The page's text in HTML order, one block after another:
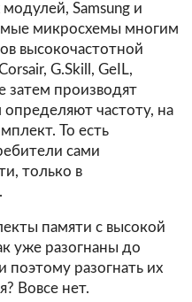
Samsung и
микросхемы многим
высокочастотной
G.Skill, GeIL,
затем производят
определяют частоту, на
То есть
сами
только в
памяти с высокой
уже разогнаны до
поэтому разогнать их
Вовсе нет.